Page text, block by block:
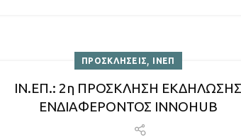
ΠΡΟΣΚΛΗΣΕΙΣ ΙΝΕΠ
ΙΝ.ΕΠ.: 2η ΠΡΟΣΚΛΗΣΗ ΕΚΔΗΛΩΣΗΣ
ΕΝΔΙΑΦΕΡΟΝΤΟΣ INNOHUB